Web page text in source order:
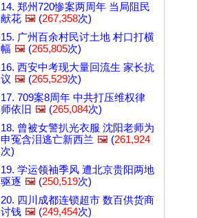
14. 郑州720惨案两周年 当局阻民
献花 🖼️ (267,358次)
15. 广州百余村民讨土地 村口打横
幅 🖼️ (265,805次)
16. 西安中考现大量回流生 家长抗
议 🖼️ (265,529次)
17. 709案8周年 中共打压维权律
师依旧 🖼️ (265,084次)
18. 曾被女警扒光衣服 沈阳老师为
申冤含泪逃亡新西兰 🖼️ (261,924
次)
19. 学运领袖季风 遭北京贵阳两地
驱逐 🖼️ (250,519次)
20. 四川成都连锁超市 数百供货商
讨钱 🖼️ (249,454次)